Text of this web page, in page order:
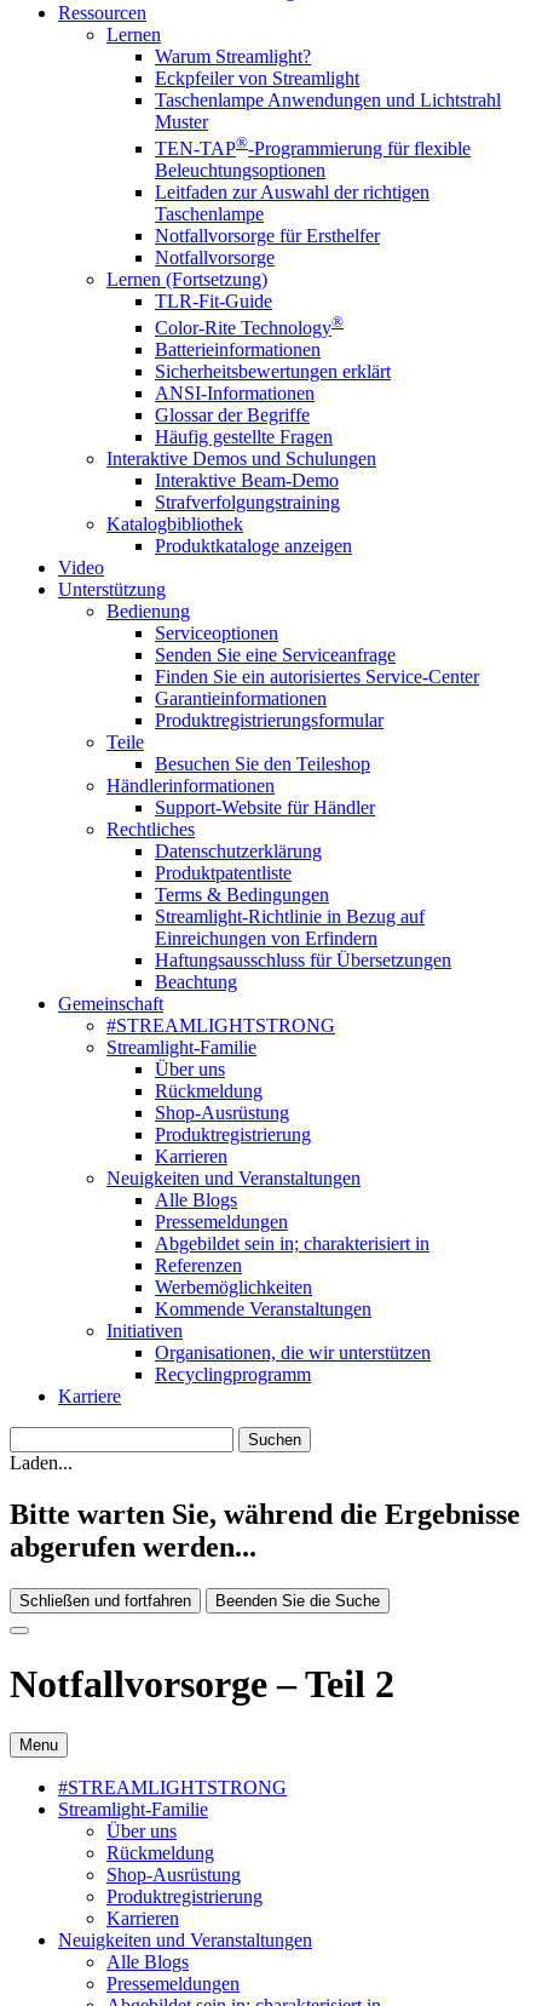
Ressourcen
Lernen
Warum Streamlight?
Eckpfeiler von Streamlight
Taschenlampe Anwendungen und Lichtstrahl
Muster
TEN-TAP®-Programmierung für flexible
Beleuchtungsoptionen
Leitfaden zur Auswahl der richtigen
Taschenlampe
Notfallvorsorge für Ersthelfer
Notfallvorsorge
Lernen (Fortsetzung)
TLR-Fit-Guide
Color-Rite Technology®
Batterieinformationen
Sicherheitsbewertungen erklärt
ANSI-Informationen
Glossar der Begriffe
Häufig gestellte Fragen
Interaktive Demos und Schulungen
Interaktive Beam-Demo
Strafverfolgungstraining
Katalogbibliothek
Produktkataloge anzeigen
Video
Unterstützung
Bedienung
Serviceoptionen
Senden Sie eine Serviceanfrage
Finden Sie ein autorisiertes Service-Center
Garantieinformationen
Produktregistrierungsformular
Teile
Besuchen Sie den Teileshop
Händlerinformationen
Support-Website für Händler
Rechtliches
Datenschutzerklärung
Produktpatentliste
Terms & Bedingungen
Streamlight-Richtlinie in Bezug auf
Einreichungen von Erfindern
Haftungsausschluss für Übersetzungen
Beachtung
Gemeinschaft
#STREAMLIGHTSTRONG
Streamlight-Familie
Über uns
Rückmeldung
Shop-Ausrüstung
Produktregistrierung
Karrieren
Neuigkeiten und Veranstaltungen
Alle Blogs
Pressemeldungen
Abgebildet sein in; charakterisiert in
Referenzen
Werbemöglichkeiten
Kommende Veranstaltungen
Initiativen
Organisationen, die wir unterstützen
Recyclingprogramm
Karriere
Laden...
Bitte warten Sie, während die Ergebnisse
abgerufen werden...
Schließen und fortfahren Beenden Sie die Suche
Notfallvorsorge – Teil 2
Menu
#STREAMLIGHTSTRONG
Streamlight-Familie
Über uns
Rückmeldung
Shop-Ausrüstung
Produktregistrierung
Karrieren
Neuigkeiten und Veranstaltungen
Alle Blogs
Pressemeldungen